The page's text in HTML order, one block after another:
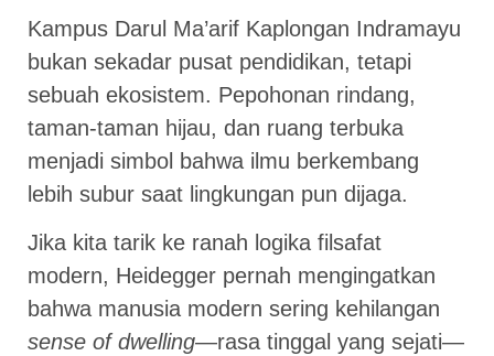
Kampus Darul Ma’arif Kaplongan Indramayu
bukan sekadar pusat pendidikan, tetapi
sebuah ekosistem. Pepohonan rindang,
taman-taman hijau, dan ruang terbuka
menjadi simbol bahwa ilmu berkembang
lebih subur saat lingkungan pun dijaga.
Jika kita tarik ke ranah logika filsafat
modern, Heidegger pernah mengingatkan
bahwa manusia modern sering kehilangan
sense of dwelling—rasa tinggal yang sejati—